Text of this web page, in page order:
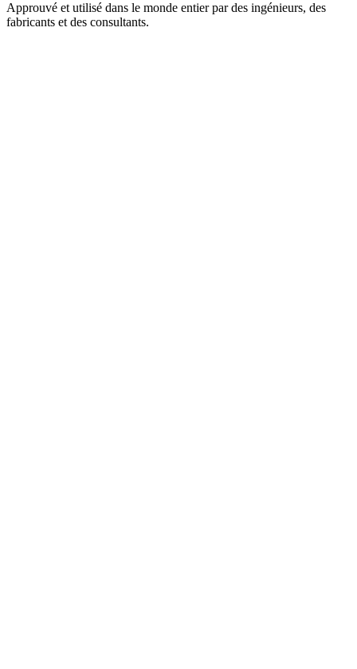
Approuvé et utilisé dans le monde entier par des ingénieurs, des
fabricants et des consultants.